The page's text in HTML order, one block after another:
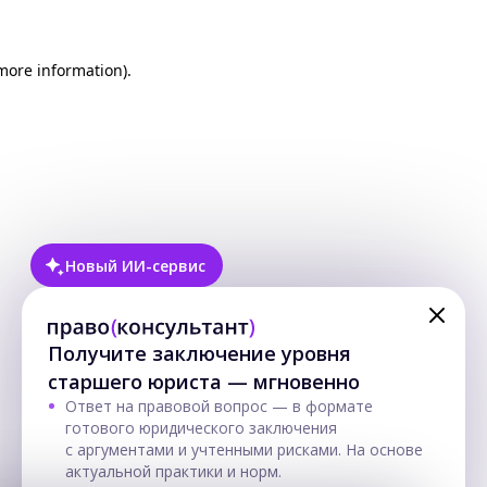
information).
Новый ИИ-сервис
Получите заключение уровня
старшего юриста — мгновенно
Ответ на правовой вопрос — в формате
готового юридического заключения
с аргументами и учтенными рисками. На основе
актуальной практики и норм.